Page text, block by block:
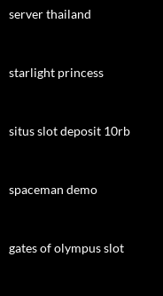
server thailand
starlight princess
situs slot deposit 10rb
spaceman demo
gates of olympus slot